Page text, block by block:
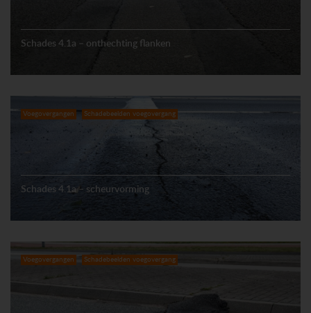
Schades 4.1a – onthechting flanken
Voegovergangen Schadebeelden voegovergang
Schades 4.1a – scheurvorming
Voegovergangen Schadebeelden voegovergang